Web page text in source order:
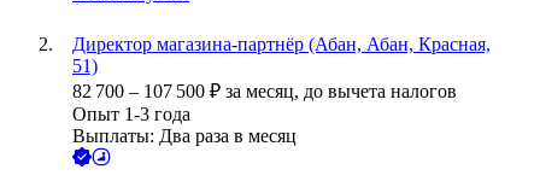
Директор магазина-партнёр (Абан, Абан, Красная,
51)
82 700 – 107 500 ₽ за месяц, до вычета налогов
Опыт 1-3 года
Выплаты: Два раза в месяц